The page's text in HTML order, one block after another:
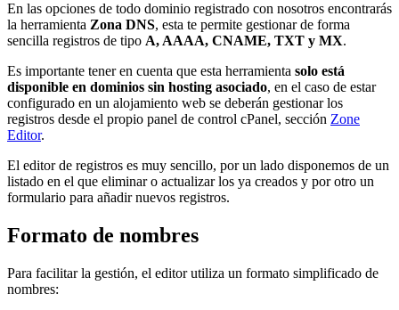
En las opciones de todo dominio registrado con nosotros encontrarás
la herramienta Zona DNS, esta te permite gestionar de forma
sencilla registros de tipo A, AAAA, CNAME, TXT y MX.
Es importante tener en cuenta que esta herramienta solo está
disponible en dominios sin hosting asociado, en el caso de estar
configurado en un alojamiento web se deberán gestionar los
registros desde el propio panel de control cPanel, sección Zone
Editor.
El editor de registros es muy sencillo, por un lado disponemos de un
listado en el que eliminar o actualizar los ya creados y por otro un
formulario para añadir nuevos registros.
Formato de nombres
Para facilitar la gestión, el editor utiliza un formato simplificado de
nombres: